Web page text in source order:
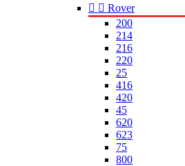
  Rover
200
214
216
220
25
416
420
45
620
623
75
800